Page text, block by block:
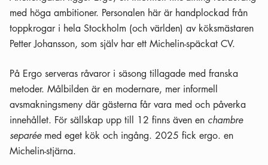
med höga ambitioner. Personalen här är handplockad från
toppkrogar i hela Stockholm (och världen) av köksmästaren
Petter Johansson, som själv har ett Michelin-späckat CV.
På Ergo serveras råvaror i säsong tillagade med franska
metoder. Målbilden är en modernare, mer informell
avsmakningsmeny där gästerna får vara med och påverka
innehållet. För sällskap upp till 12 finns även en chambre
separéemed eget kök och ingång. 2025 fick ergo. en
Michelin-stjärna.